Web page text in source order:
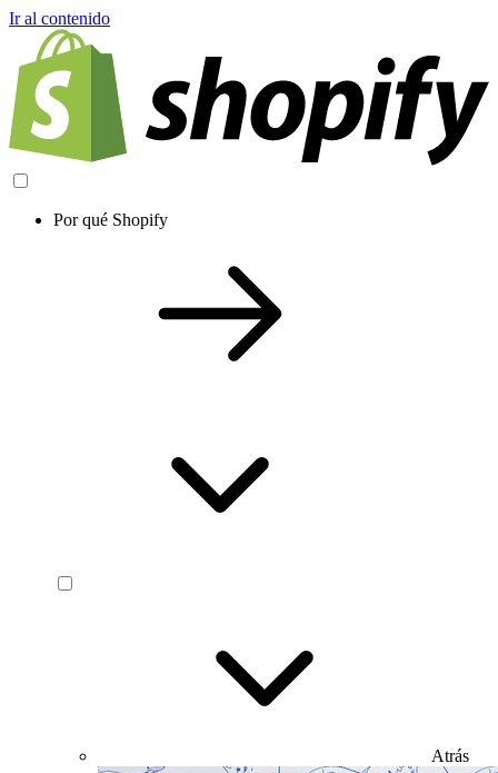
Ir al contenido
Por qué Shopify
Atrás